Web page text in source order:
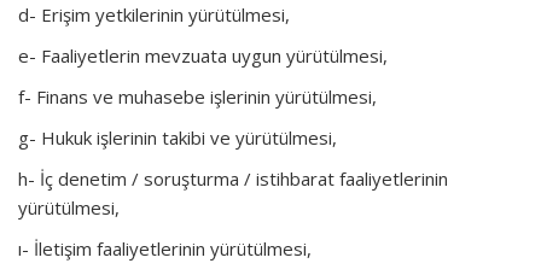
d- Erişim yetkilerinin yürütülmesi,
e- Faaliyetlerin mevzuata uygun yürütülmesi,
f- Finans ve muhasebe işlerinin yürütülmesi,
g- Hukuk işlerinin takibi ve yürütülmesi,
h- İç denetim / soruşturma / istihbarat faaliyetlerinin
yürütülmesi,
ı- İletişim faaliyetlerinin yürütülmesi,